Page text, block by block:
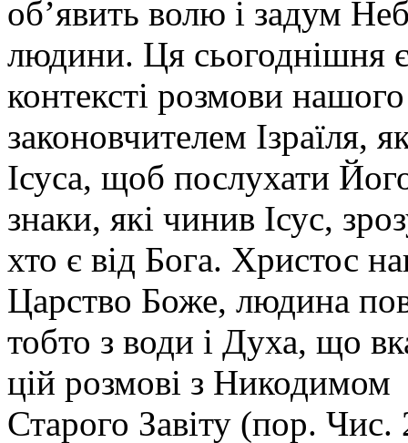
об’явить волю і задум
людини. Ця сьогоднішня
контексті розмови
законовчителем Ізраїля,
Ісуса, щоб послухати
знаки, які чинив Ісус,
хто є від Бога. Христос
Царство Боже, людина
тобто з води і Духа, що
цій розмові з Никодимом
Старого Завіту (пор.